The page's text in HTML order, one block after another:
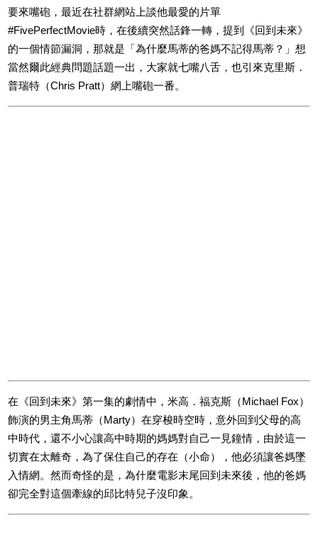
要來嘴砲，最近在社群網站上談他最愛的片單
#FivePerfectMovie時，在後續突然話鋒一轉，提到《回到未來》
的一個情節漏洞，那就是「為什麼馬蒂的爸媽不記得馬蒂？」想
當然爾此經典問題話題一出，大家就七嘴八舌，也引來克里斯．
普瑞特（Chris Pratt）網上嘴砲一番。
在《回到未來》第一集的劇情中，米高．福克斯（Michael Fox）
飾演的男主角馬蒂（Marty）在穿梭時空時，意外回到父母的高
中時代，還不小心讓高中時期的媽媽對自己一見鐘情，由於這一
切實在太離奇，為了保住自己的存在（小命），他必須讓爸媽墜
入情網。然而奇怪的是，為什麼電影末尾回到未來後，他的爸媽
卻完全對這個牽線的邱比特兒子沒印象。